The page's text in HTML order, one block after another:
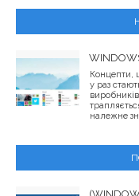
Концепти,
у раз
належне